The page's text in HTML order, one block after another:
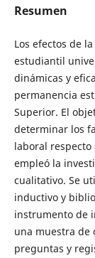
Resumen
Los efectos de
estudiantil
dinámicas y
permanencia
Superior. El
determinar los
laboral respecto
empleó la
cualitativo. Se
inductivo y
instrumento de
una muestra de
preguntas y